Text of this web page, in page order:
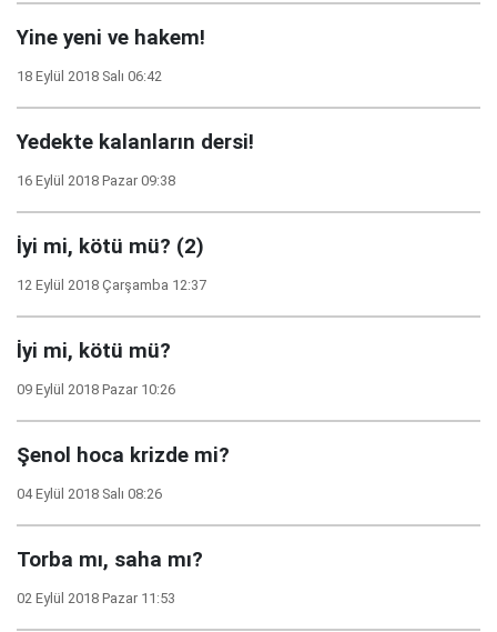
Yine yeni ve hakem!
18 Eylül 2018 Salı 06:42
Yedekte kalanların dersi!
16 Eylül 2018 Pazar 09:38
İyi mi, kötü mü? (2)
12 Eylül 2018 Çarşamba 12:37
İyi mi, kötü mü?
09 Eylül 2018 Pazar 10:26
Şenol hoca krizde mi?
04 Eylül 2018 Salı 08:26
Torba mı, saha mı?
02 Eylül 2018 Pazar 11:53